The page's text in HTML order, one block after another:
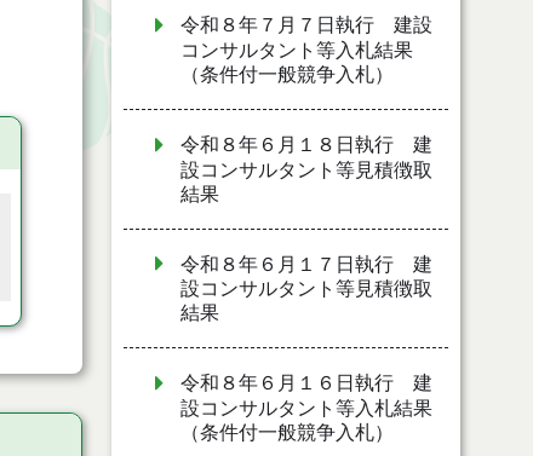
令和８年７月７日執行 建設
コンサルタント等入札結果
（条件付一般競争入札）
令和８年６月１８日執行 建
設コンサルタント等見積徴取
結果
令和８年６月１７日執行 建
設コンサルタント等見積徴取
結果
令和８年６月１６日執行 建
設コンサルタント等入札結果
（条件付一般競争入札）